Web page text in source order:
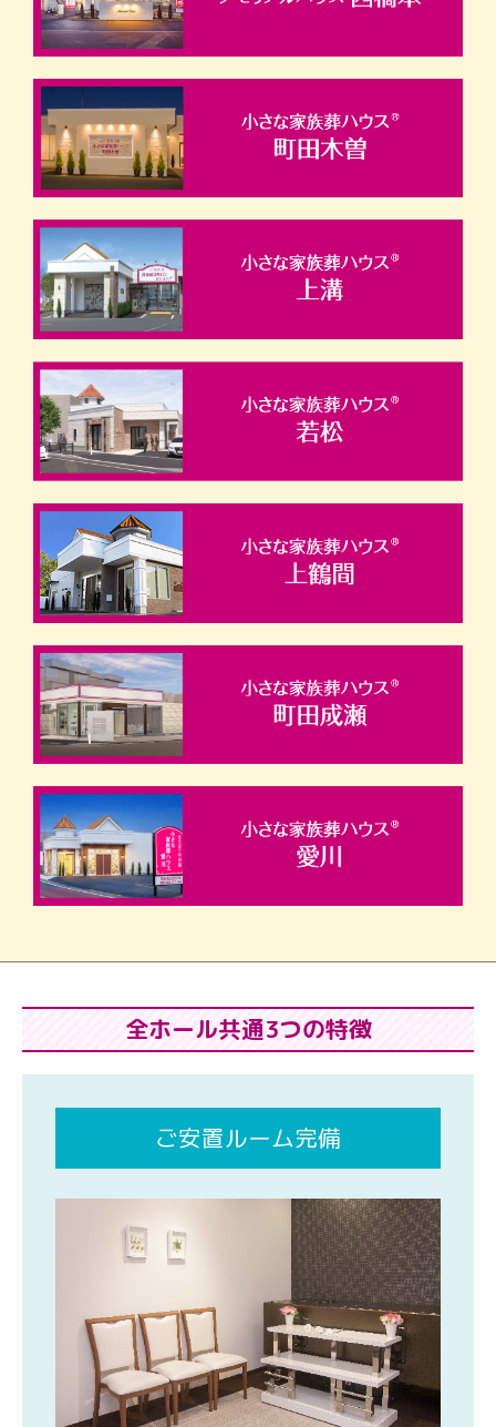
全ホール共通3つの特徴
ご安置ルーム完備